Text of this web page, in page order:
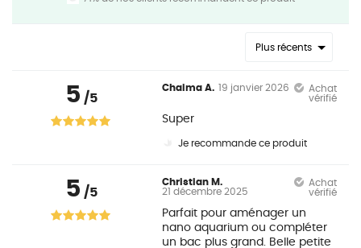
Plus récents
5 /5
Chaima A. 19 janvier 2026
Achat
vérifié
Super
Je recommande ce produit
5 /5
Christian M.
21 décembre 2025
Achat
vérifié
Parfait pour aménager un
nano aquarium ou compléter
un bac plus grand. Belle petite